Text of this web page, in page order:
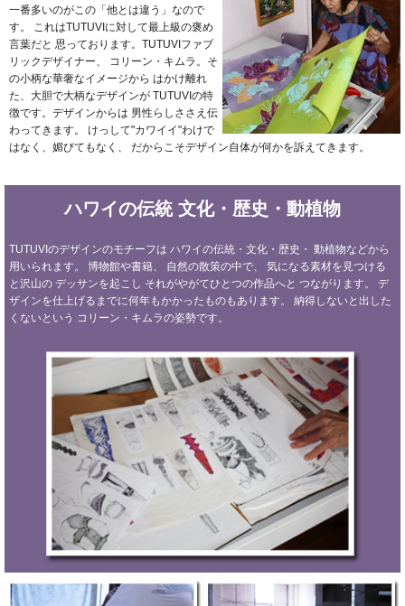
一番多いのがこの「他とは違う」なので
す。
これはTUTUVIに対して最上級の褒め
言葉だと 思っております。TUTUVIファブ
リックデザイナー、
コリーン・キムラ。そ
の小柄な華奢なイメージから はかけ離れ
た、大胆で大柄なデザインが TUTUVIの特
徴です。デザインからは 男性らしささえ伝
わってきます。
けっして"カワイイ"わけで
はなく、媚びてもなく、
だからこそデザイン自体が何かを訴えてきます。
ハワイの伝統文化・歴史・動植物
TUTUVIのデザインのモチーフは ハワイの伝統・文化・歴史・ 動植物などから
用いられます。
博物館や書籍、 自然の散策の中で、
気になる素材を見つける
と沢山の デッサンを起こし それがやがてひとつの作品へと つながります。 デ
ザインを仕上げるまでに何年もかかったものもあります。
納得しないと出した
くないという コリーン・キムラの姿勢です。